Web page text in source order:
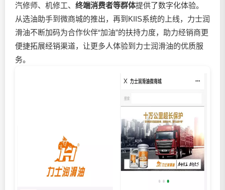
汽修师、机修工、 终端消费者等群体提供了数字化体验。
从选油助手到微商城的推出，再到KIIS系统的上线，力士润
滑油不断加码为合作伙伴“加油”的扶持力度，助力经销商更
便捷拓展经销渠道，让更多人体验到力士润滑油的优质服
务。